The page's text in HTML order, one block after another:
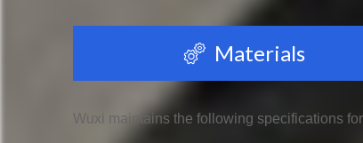
Materials
Wuxi maintains the following specifications